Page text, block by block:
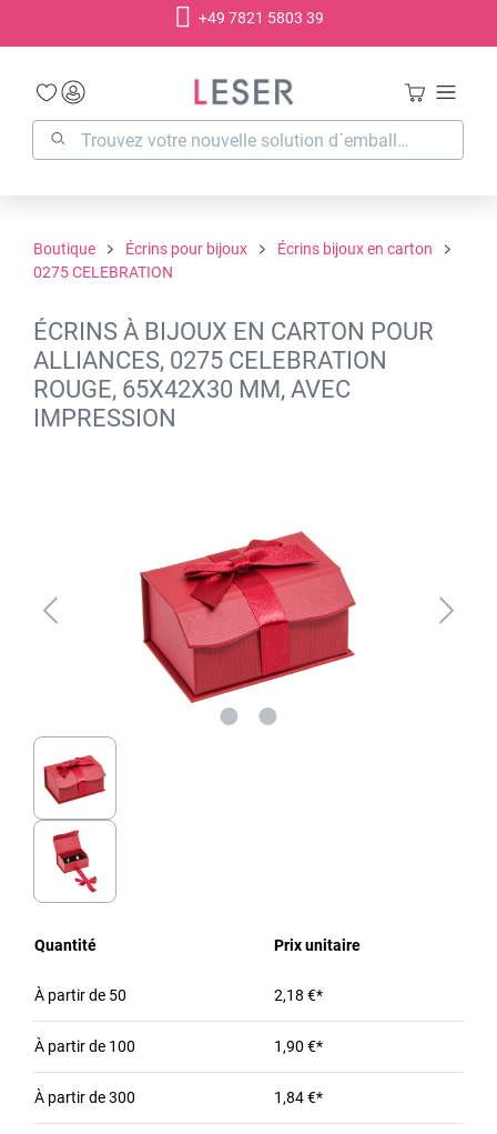
+49 7821 5803 39
Boutique Écrins pour bijoux
Écrins bijoux en carton
0275 CELEBRATION
ÉCRINS À BIJOUX EN CARTON POUR
ALLIANCES, 0275 CELEBRATION
ROUGE, 65X42X30 MM, AVEC
IMPRESSION
Quantité Prix unitaire
À partir de 50 2,18 €*
À partir de 100 1,90 €*
À partir de300 1,84 €*